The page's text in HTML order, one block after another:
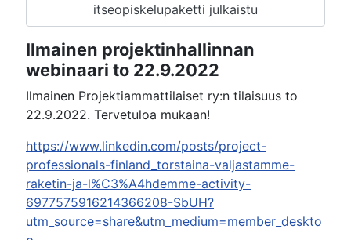
itseopiskelupaketti julkaistu
Ilmainen projektinhallinnan
webinaari to 22.9.2022
Ilmainen Projektiammattilaiset ry:n tilaisuus to
22.9.2022. Tervetuloa mukaan!
https://www.linkedin.com/posts/project-
professionals-finland_torstaina-valjastamme-
raketin-ja-l%C3%A4hdemme-activity-
6977575916214366208-SbUH?
utm_source=share&utm_medium=member_deskto